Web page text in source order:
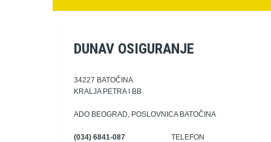
DUNAV OSIGURANJE
34227 BATOČINA
KRALJA PETRA I BB
ADO BEOGRAD, POSLOVNICA BATOČINA
(034) 6841-087 TELEFON